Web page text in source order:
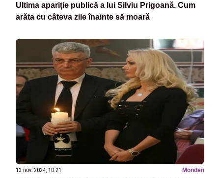
Ultima apariție publică a lui Silviu Prigoană. Cum
arăta cu câteva zile înainte să moară
13 nov. 2024, 10:21 Monden